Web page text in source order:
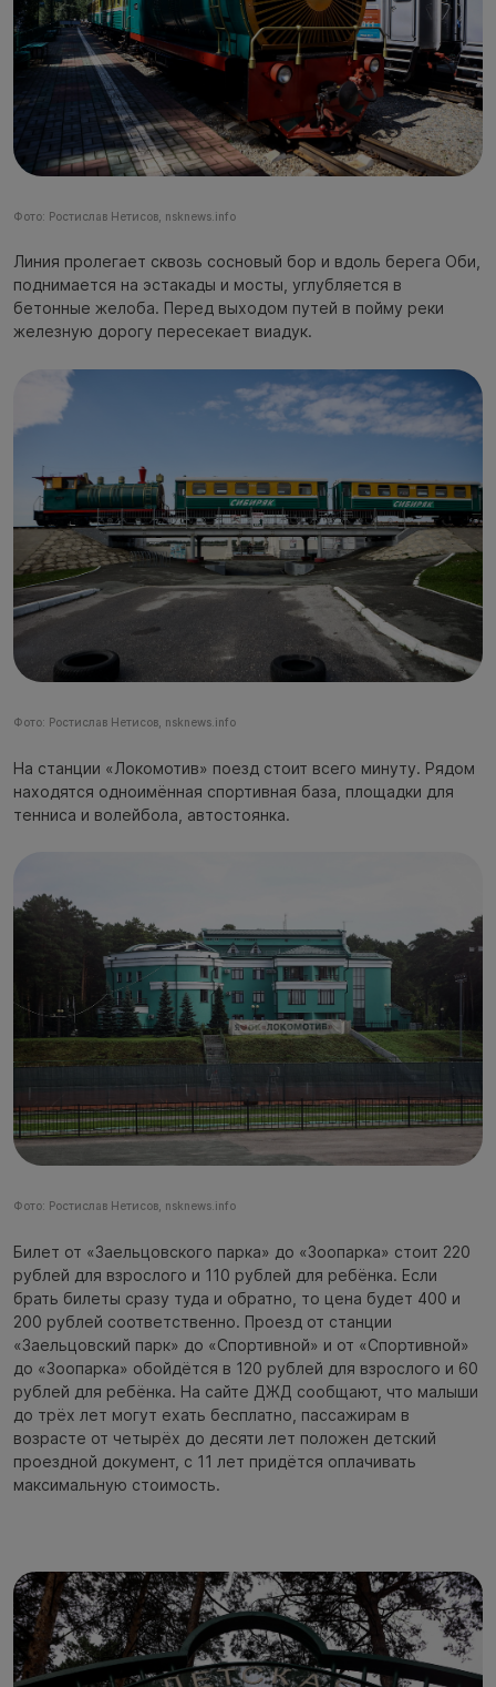
Фото: Ростислав Нетисов, nsknews.info
Линия пролегает сквозь сосновый бор и вдоль берега Оби,
поднимается на эстакады и мосты, углубляется в
бетонные желоба. Перед выходом путей в пойму реки
железную дорогу пересекает виадук.
Фото: Ростислав Нетисов, nsknews.info
На станции «Локомотив» поезд стоит всего минуту. Рядом
находятся одноимённая спортивная база, площадки для
тенниса и волейбола, автостоянка.
Фото: Ростислав Нетисов, nsknews.info
Билет от «Заельцовского парка» до «Зоопарка» стоит 220
рублей для взрослого и 110 рублей для ребёнка. Если
брать билеты сразу туда и обратно, то цена будет 400 и
200 рублей соответственно. Проезд от станции
«Заельцовский парк» до «Спортивной» и от «Спортивной»
до «Зоопарка» обойдётся в 120 рублей для взрослого и 60
рублей для ребёнка. На сайте ДЖД сообщают, что малыши
до трёх лет могут ехать бесплатно, пассажирам в
возрасте от четырёх до десяти лет положен детский
проездной документ, с 11 лет придётся оплачивать
максимальную стоимость.